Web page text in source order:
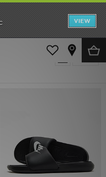
VIEW
Victori